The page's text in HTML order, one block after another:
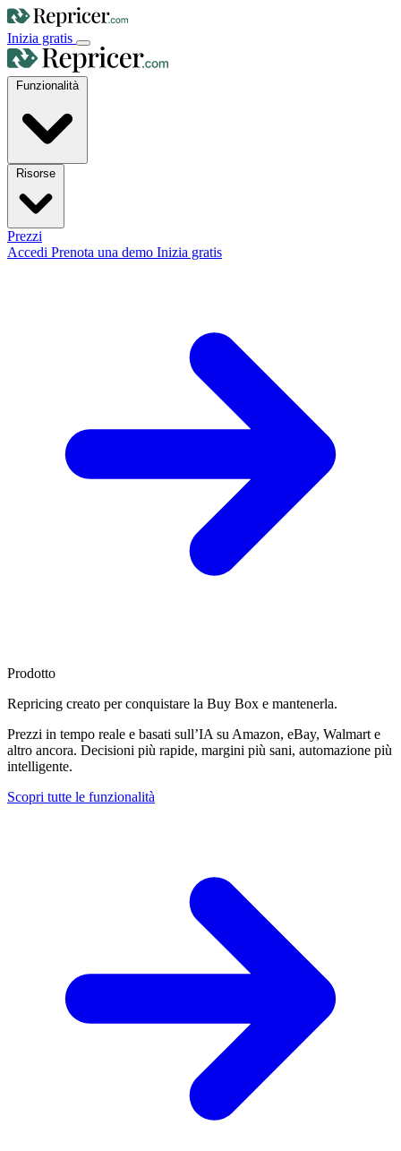
Inizia gratis
Funzionalità
Prezzi
Accedi Prenota una demo Inizia gratis
Prodotto
Repricing creato perconquistare la Buy Box e mantenerla.
Prezzi in tempo reale e basati sull’IA su Amazon, eBay, Walmart e
altro ancora. Decisioni più rapide, margini più sani, automazione più
intelligente.
Scopri tutte le funzionalità